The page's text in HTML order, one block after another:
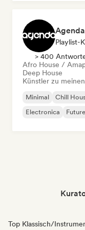
Playlist-
> 400
Afro House /
Deep House
Künstler zu
Minimal Chill
Electronica
Top Klassisch/